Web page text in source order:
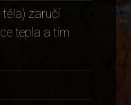
zaručí
tepla a tím